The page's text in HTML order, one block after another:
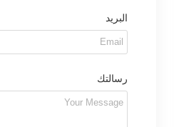
البريد
رسالتك